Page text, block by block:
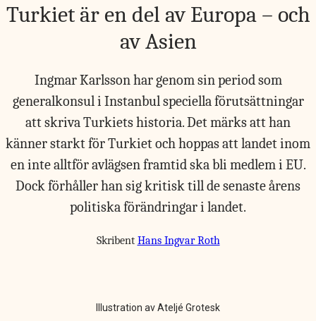
Turkiet är en del av Europa – och
av Asien
Ingmar Karlsson har genom sin period som
generalkonsul i Instanbul speciella förutsättningar
att skriva Turkiets historia. Det märks att han
känner starkt för Turkiet och hoppas att landet inom
en inte alltför avlägsen framtid ska bli medlem i EU.
Dock förhåller han sig kritisk till de senaste årens
politiska förändringar i landet.
Skribent Hans Ingvar Roth
Illustration av Ateljé Grotesk